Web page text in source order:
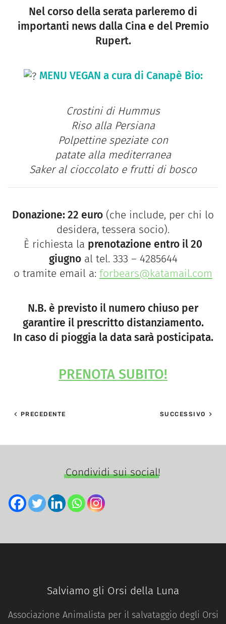
Nel corso della serata parleremo di
importanti news dalla Cina e del Premio
Rupert.
MENU VEGAN a cura di Canapè Bio:
Crostini di Hummus
Riso alla Persiana
Polpettine speziate con
patate alla mediterranea
Saker al cioccolato e frutti di bosco
Donazione: 22 euro (che include, per chi lo
desidera, tessera socio).
È richiesta la prenotazione entro il 20
giugnoal tel. 333 – 4285644
o tramite email a: forbears@katamail.com
N.B. è previsto il numero chiuso per
garantire il prescritto distanziamento.
In caso di pioggia la data sarà posticipata.
PRENOTA SUBITO!
PRECEDENTE SUCCESSIVO
Condividi sui social!
Salviamo gli Orsi della Luna
Associazione Animalista per il salvataggio degli Orsi